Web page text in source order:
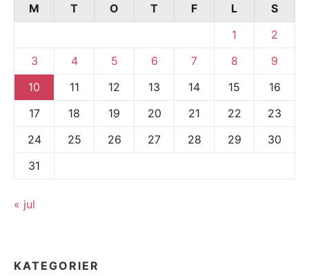
M
T O T F L
S
1
2
3
4 5 6 7 8
9
10
11 12 13 14 15
16
17
18 19 20 21 22
23
24
25 26 27 28 29
30
31
« jul
KATEGORIER